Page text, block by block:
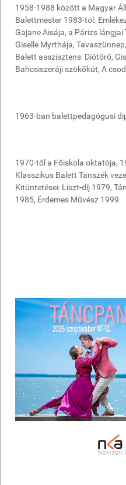
1958-1988 között a Magyar
Balettmester 1983-tól.
Gajane Aisája, a Párizs
Giselle Myrthája,
Balett asszisztens: Diótörő,
Bahcsiszeráji szökőkút, A
1963-ban balettpedagógusi
1970-től a Főiskola oktatója,
Klasszikus Balett Tanszék
Kitüntetései: Liszt-díj 1979,
1985, Érdemes Művész 1999.